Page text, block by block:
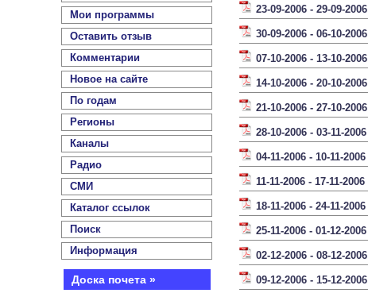
Мои программы
Оставить отзыв
Комментарии
Новое на сайте
По годам
Регионы
Каналы
Радио
СМИ
Каталог ссылок
Поиск
Информация
Доска почета »
23-09-2006 - 29-09-2006
30-09-2006 - 06-10-2006
07-10-2006 - 13-10-2006
14-10-2006 - 20-10-2006
21-10-2006 - 27-10-2006
28-10-2006 - 03-11-2006
04-11-2006 - 10-11-2006
11-11-2006 - 17-11-2006
18-11-2006 - 24-11-2006
25-11-2006 - 01-12-2006
02-12-2006 - 08-12-2006
09-12-2006 - 15-12-2006